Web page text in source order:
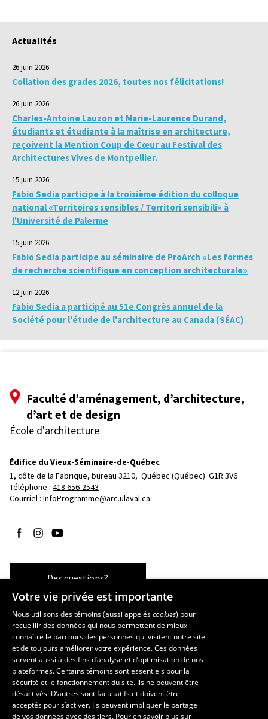
Actualités
26 juin 2026
Collation des grades 2026, toutes nos félicitations!
26 juin 2026
Charles-Antoine Lauzon et Marie-Laurence Durand,
étudiants et étudiante à la maîtrise en architecture,
reçoivent la Mention Coup de Cœur au Festival des
Architectures Vives de Montpellier.
15 juin 2026
Fabio Sedia participe à la troisième édition du colloque
national «Territoires sensibles / Territori sensibili» à
l'Université de Palerme
15 juin 2026
Fabio Sedia participe au séminaire de ProArch «Les formes
de recherche scientifique en conception architecturale»
12 juin 2026
Fabio Sedia a participé au 51e Congrès annuel de la
Société pour l'étude de l'architecture au Canada (SÉAC)
Faculté d’aménagement, d’architecture,
d’art et de design
École d'architecture
Édifice du Vieux-Séminaire-de-Québec
1, côte de la Fabrique, bureau 3210, Québec (Québec)  G1R 3V6
Téléphone : 418 656-2543
Courriel : InfoProgramme@arc.ulaval.ca
Suivez-nous sur Facebook
Suivez-nous sur Instagram
Suivez-nous sur YouTube
Des questions?
Les écoles et la recherche
École d’art
École supérieure d’aménagement du territoire et de développement
régional
École de design
Centre de recherche en aménagement et développement
Votre vie privée est importante
Nous utilisons des témoins (aussi appeléscookies) pour
recueillir des données qui nous permettent de mieux
connaître le parcours des personnes qui visitent notre site
et de toujours améliorer votre expérience. Ces données
servent aussi à des fins d’analyse et d’optimisation de nos
plateformes. Certains témoins sont essentiels pour la
sécurité et le fonctionnement du site. Ils ne peuvent être
désactivés. D’autres sont facultatifs et doivent être
acceptés pour s’activer. Ils peuvent impliquer le partage
de vos données avec des tiers. Pour en savoir plus sur